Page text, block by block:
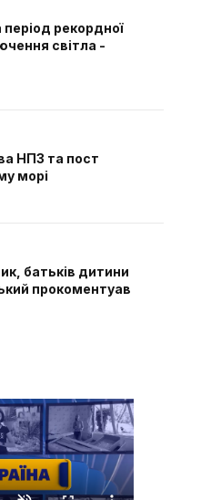
рекордної
світла -
НПЗ та пост
морі
батьків дитини
прокоментуав